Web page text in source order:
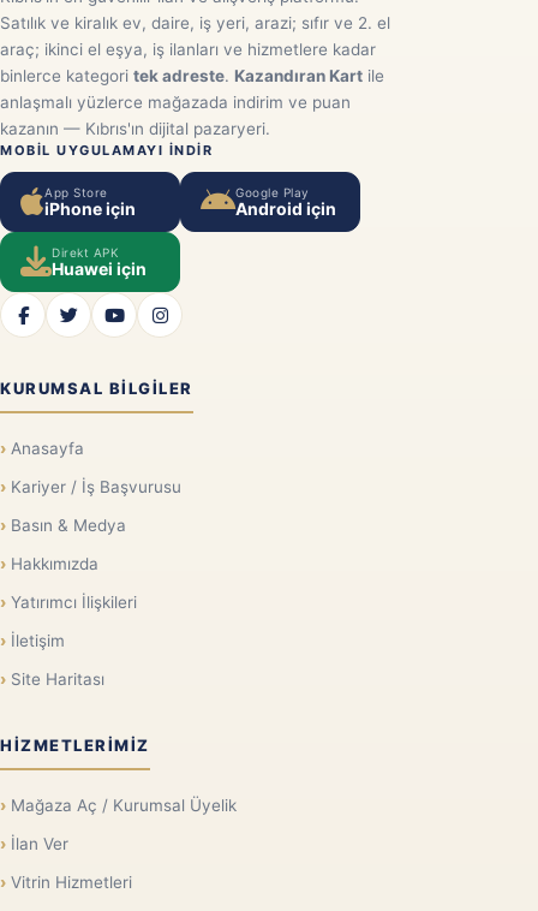
Satılık ve kiralık ev, daire, iş yeri, arazi; sıfır ve 2. el
araç; ikinci el eşya, iş ilanları ve hizmetlere kadar
binlerce kategori tek adreste. Kazandıran Kart ile
anlaşmalı yüzlerce mağazada indirim ve puan
kazanın — Kıbrıs'ın dijital pazaryeri.
MOBIL UYGULAMAYI INDIR
App Store
iPhone için
Google Play
Android için
Direkt APK
Huawei için
KURUMSAL BILGILER
Anasayfa
Kariyer / İş Başvurusu
Basın & Medya
Hakkımızda
Yatırımcı İlişkileri
İletişim
Site Haritası
HIZMETLERIMIZ
Mağaza Aç / Kurumsal Üyelik
İlan Ver
Vitrin Hizmetleri